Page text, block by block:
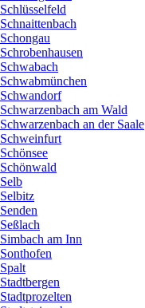
Schlüsselfeld
Schnaittenbach
Schongau
Schrobenhausen
Schwabach
Schwabmünchen
Schwandorf
Schwarzenbach am Wald
Schwarzenbach an der Saale
Schweinfurt
Schönsee
Schönwald
Selb
Selbitz
Senden
Seßlach
Simbach am Inn
Sonthofen
Spalt
Stadtbergen
Stadtprozelten